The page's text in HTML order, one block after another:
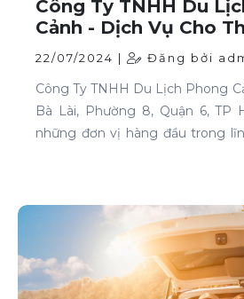
Công Ty TNHH Du
Cảnh - Dịch Vụ Cho
Lượng Cao Tại TP
22/07/2024 | Đăng bởi
Công Ty TNHH Du Lịch Phong
Bà Lài, Phường 8, Quận 6, TP
những đơn vị hàng đầu trong